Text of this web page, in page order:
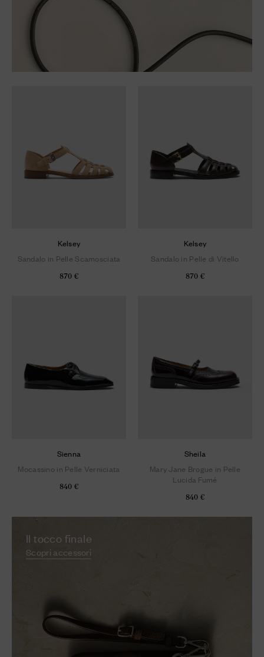
Kelsey
Sandalo in Pelle Scamosciata
870 €
Kelsey
Sandalo in Pelle di Vitello
870 €
Sienna
Mocassino in Pelle Verniciata
840 €
Sheila
Mary Jane Brogue in Pelle
Lucida Fumé
840 €
Il tocco finale
Scopri accessori